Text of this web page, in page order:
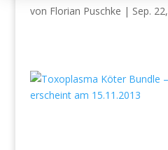
von Florian Puschke | Sep.